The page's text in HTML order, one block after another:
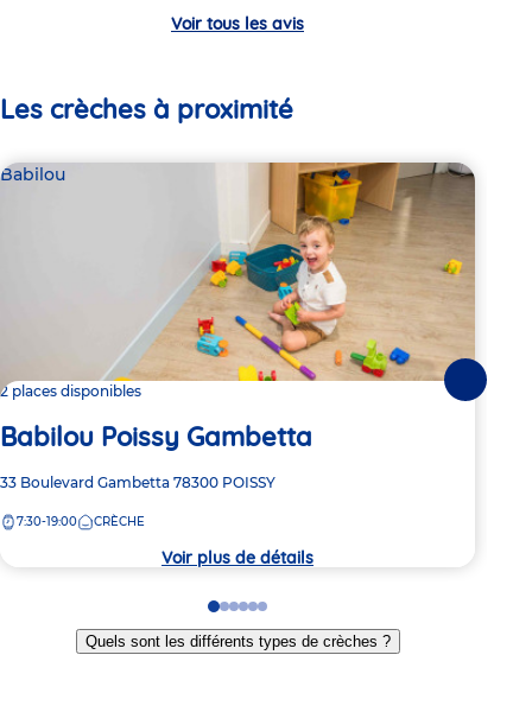
Voir tous les avis
Les crèches à proximité
Babilou
2 places disponibles
Babilou Poissy Gambetta
Adresse
la
33 Boulevard Gambetta 78300 POISSY
7:30-19:00 CRÈCHE
Voir plus de détails
Go
to
slide
Go
to
slide
Go
to
slide
Go
to
slide
Go
to
slide
Go
to
slide
Quels sont les différents types de crèches ?